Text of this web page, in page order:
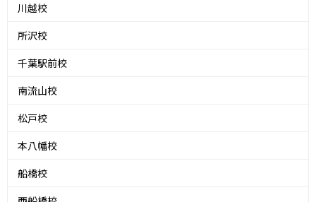
川越校
所沢校
千葉駅前校
南流山校
松戸校
本八幡校
船橋校